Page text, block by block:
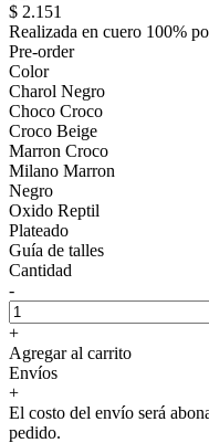
$ 2.151
Realizada en cuero 100%
Pre-order
Color
Charol Negro
Choco Croco
Croco Beige
Marron Croco
Milano Marron
Negro
Oxido Reptil
Plateado
Guía de talles
Cantidad
-
+
Agregar al carrito
Envíos
+
El costo del envío será
pedido.